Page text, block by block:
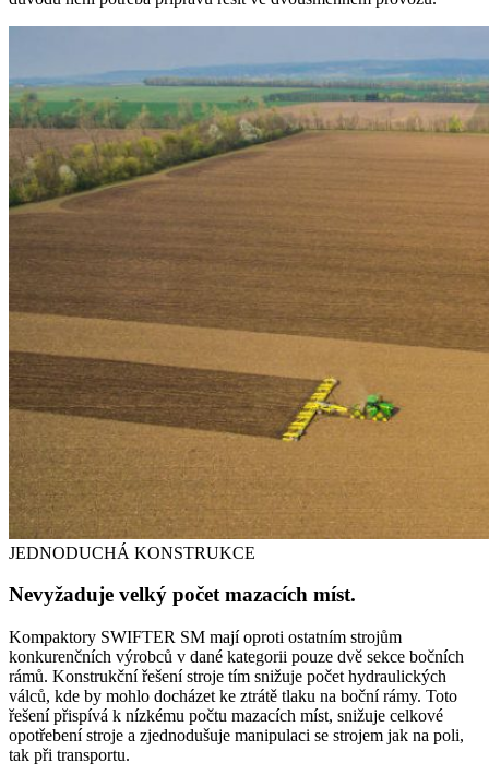
JEDNODUCHÁ KONSTRUKCE
Nevyžaduje velký počet mazacích míst.
Kompaktory SWIFTER SM mají oproti ostatním strojům
konkurenčních výrobců v dané kategorii pouze dvě sekce bočních
rámů. Konstrukční řešení stroje tím snižuje počet hydraulických
válců, kde by mohlo docházet ke ztrátě tlaku na boční rámy. Toto
řešení přispívá k nízkému počtu mazacích míst, snižuje celkové
opotřebení stroje a zjednodušuje manipulaci se strojem jak na poli,
tak při transportu.